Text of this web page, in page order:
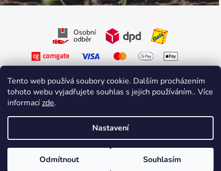
Tento web používá soubory cookie. Dalším procházením
tohoto webu vyjadřujete souhlas s jejich používáním.. Více
informacízde.
Nastavení
Odmítnout Souhlasím
Osobní
odběr
Sledujte nás na Instagramu
Vytvořil Shoptet Premium&sniperdesign.cz
Copyright 2026
Growmarket.cz . Všechna práva vyhrazena.